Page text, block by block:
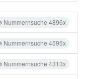
Nummernsuche 4896x
Nummernsuche 4595x
Nummernsuche 4313x